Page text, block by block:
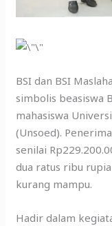
BSI dan BSI
simbolis beasiswa
mahasiswa
(Unsoed).
senilai
dua ratus ribu
kurang mampu.
Hadir dalam